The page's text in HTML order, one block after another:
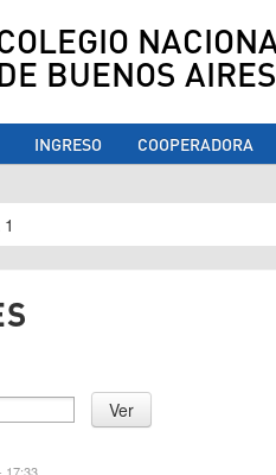
BUENOS AIRES
INGRESO COOPERADORA
usted aquí